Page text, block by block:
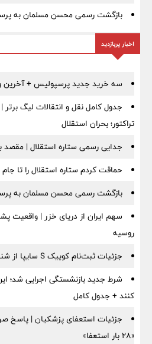
بازگشت رسمی محسن مسلمان به
اخبار پربازدید
سه خرید جدید پرسپولیس + آخرین
جدول کامل نقل و انتقالات لیگ
تراکتور؛ بحران استقلال
جدایی رسمی ستاره استقلال | مقصد
حماقت کردم ستاره استقلال را تا
بازگشت رسمی محسن مسلمان به
سهم ایران از دریای خزر | واقعیت
روسیه
جزئیات ثبت‌نام کوییک S سایپا از شنبه ۱۷ مرداد + جدول شرایط
کنند + جدول کامل
جزئیات استعفای پزشکیان | پاسخ
«۲۸ بار استعفا»